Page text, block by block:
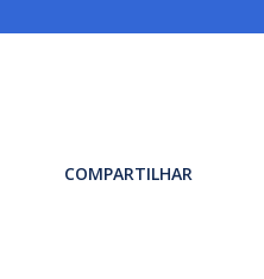
COMPARTILHAR